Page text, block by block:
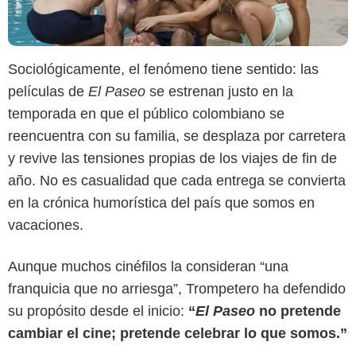
Sociológicamente, el fenómeno tiene sentido: las
películas de El Paseo se estrenan justo en la
temporada en que el público colombiano se
reencuentra con su familia, se desplaza por carretera
y revive las tensiones propias de los viajes de fin de
año. No es casualidad que cada entrega se convierta
en la crónica humorística del país que somos en
vacaciones.
Aunque muchos cinéfilos la consideran “una
franquicia que no arriesga”, Trompetero ha defendido
su propósito desde el inicio: “El Paseo no pretende
cambiar el cine; pretende celebrar lo que somos.”
Captura de pantalla